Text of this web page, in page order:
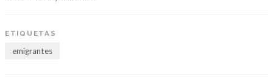
ETIQUETAS
emigrantes